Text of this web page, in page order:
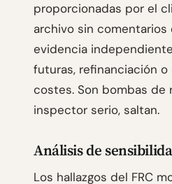
proporcionadas por el
archivo sin
evidencia
futuras, refinanciación
costes. Son bombas de
inspector serio, saltan.
Análisis de
Los hallazgos del FRC